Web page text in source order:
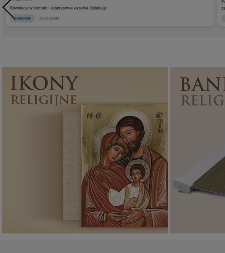
Ikony religijne
PONAD 400
WZORÓW